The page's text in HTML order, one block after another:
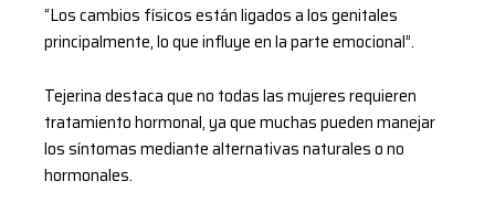
“Los cambios físicos están ligados a los genitales
principalmente, lo que influye en la parte emocional”.
Tejerina destaca que no todas las mujeres requieren
tratamiento hormonal, ya que muchas pueden manejar
los síntomas mediante alternativas naturales o no
hormonales.